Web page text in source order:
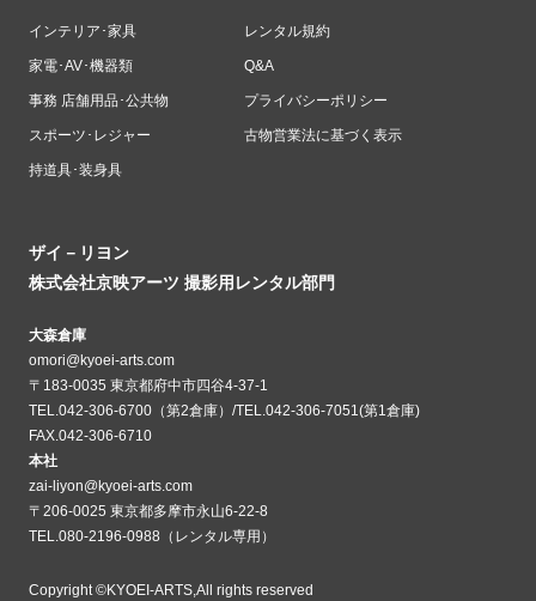
インテリア･家具
家電･AV･機器類
事務 店舗用品･公共物
スポーツ･レジャー
持道具･装身具
レンタル規約
Q&A
プライバシーポリシー
古物営業法に基づく表示
ザイ－リヨン
株式会社京映アーツ 撮影用レンタル部門
大森倉庫
omori@kyoei-arts.com
〒183-0035 東京都府中市四谷4-37-1
TEL.042-306-6700（第2倉庫）/TEL.042-306-7051(第1倉庫)
FAX.042-306-6710
本社
zai-liyon@kyoei-arts.com
〒206-0025 東京都多摩市永山6-22-8
TEL.080-2196-0988（レンタル専用）
Copyright ©KYOEI-ARTS,All rights reserved